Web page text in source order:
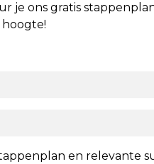
je ons gratis
en relevante